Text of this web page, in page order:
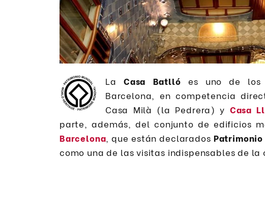
La Casa Batlló es uno de los
Barcelona, en competencia
Casa Milà (la Pedrera) y Casa
parte, además, del conjunto de edificios
Barcelona , que están declarados Patrimonio
como una de las visitas indispensables de la